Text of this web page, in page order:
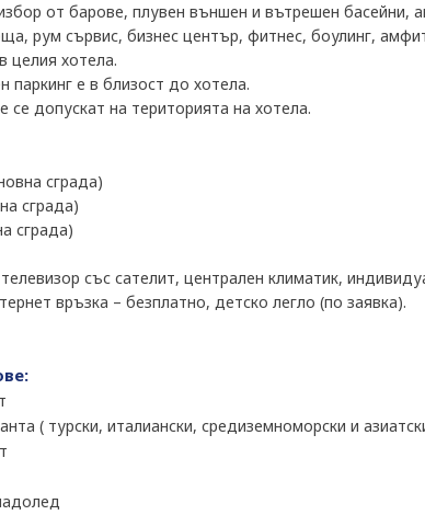
от барове, плувен външен и вътрешен басейни,
рум сървис, бизнес център, фитнес, боулинг,
целия хотела.
паркинг е в близост до хотела.
допускат на територията на хотела.
сграда)
сграда)
сграда)
със сателит, централен климатик,
връзка – безплатно, детско легло (по заявка).
( турски, италиански, средиземноморски и